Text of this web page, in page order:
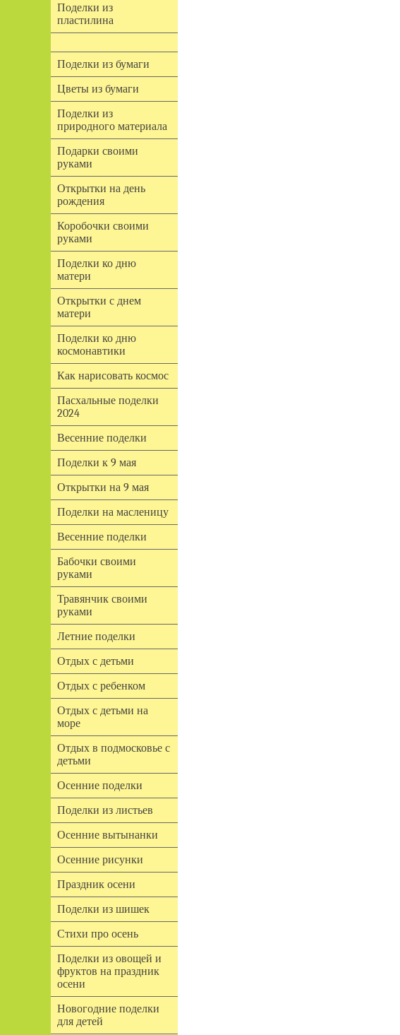
Поделки из
пластилина
Поделки из бумаги
Цветы из бумаги
Поделки из
природного материала
Подарки своими
руками
Открытки на день
рождения
Коробочки своими
руками
Поделки ко дню
матери
Открытки с днем
матери
Поделки ко дню
космонавтики
Как нарисовать космос
Пасхальные поделки
2024
Весенние поделки
Поделки к 9 мая
Открытки на 9 мая
Поделки на масленицу
Весенние поделки
Бабочки своими
руками
Травянчик своими
руками
Летние поделки
Отдых с детьми
Отдых с ребенком
Отдых с детьми на
море
Отдых в подмосковье с
детьми
Осенние поделки
Поделки из листьев
Осенние вытынанки
Осенние рисунки
Праздник осени
Поделки из шишек
Стихи про осень
Поделки из овощей и
фруктов на праздник
осени
Новогодние поделки
для детей